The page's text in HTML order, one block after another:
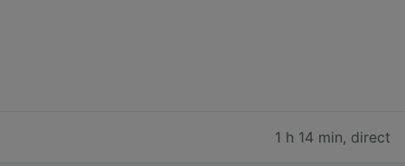
1 h 14 min, direct